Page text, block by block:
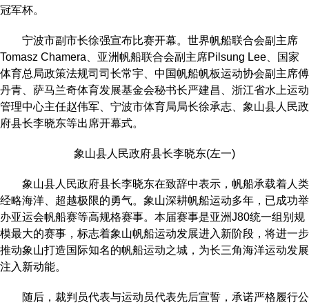
冠军杯。
宁波市副市长徐强宣布比赛开幕。世界帆船联合会副主席
Tomasz Chamera、亚洲帆船联合会副主席Pilsung Lee、国家
体育总局政策法规司司长常宇、中国帆船帆板运动协会副主席傅
丹青、萨马兰奇体育发展基金会秘书长严建昌、浙江省水上运动
管理中心主任赵伟军、宁波市体育局局长徐承志、象山县人民政
府县长李晓东等出席开幕式。
象山县人民政府县长李晓东(左一)
象山县人民政府县长李晓东在致辞中表示，帆船承载着人类
经略海洋、超越极限的勇气。象山深耕帆船运动多年，已成功举
办亚运会帆船赛等高规格赛事。本届赛事是亚洲J80统一组别规
模最大的赛事，标志着象山帆船运动发展进入新阶段，将进一步
推动象山打造国际知名的帆船运动之城，为长三角海洋运动发展
注入新动能。
随后，裁判员代表与运动员代表先后宣誓，承诺严格履行公